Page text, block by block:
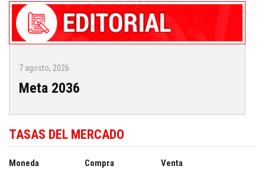
7 agosto, 2026
Meta 2036
TASAS DEL MERCADO
Moneda Compra Venta